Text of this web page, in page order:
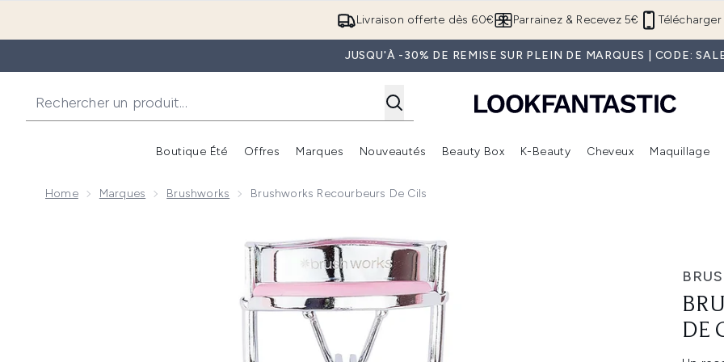
Passer au contenu principal
Livraison offerte dès 60€ Télécharger
Parrainez & Recevez 5€
JUSQU'À -30% DE REMISE SUR PLEIN DE MARQUES | CODE:
Boutique Été
Accédez au sous-menu (Boutique Été )
Offres
Accédez au sous-menu (Offres)
Marques
Accédez au sous-menu (Marques)
Nouveautés
Accédez au sous-menu (Nouveautés)
Beauty Box
Accédez au sous-menu (Beauty Box)
K-Beauty Cheveux Maquillage
Home Marques Brushworks Brushworks Recourbeurs De Cils
Now showing image 1 brushworks Recourbeurs de Cils
DE